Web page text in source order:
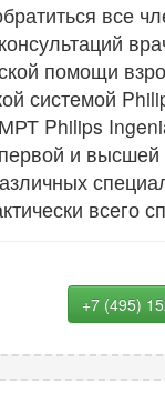
все
помощи
системой
Philips
и высшей
всего
+7 (495)